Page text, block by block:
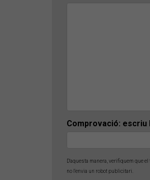
Comprovació: escriu
D'aquesta manera, verifiquem que el
no l'envia un robot publicitari.